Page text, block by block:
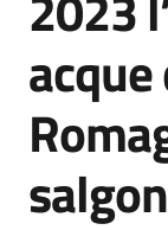
di
informazione
e
comunicazione
Seguici